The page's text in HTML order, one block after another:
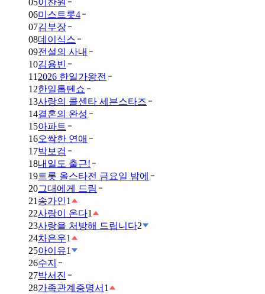
06미스트롯4
07김부장
08데이식스
09전설의 사내
10김용빈
11 2026 한일가왕전
12한일톱텐쇼
13사랑의 콜센타 세븐스타즈
14결혼의 완성
15아파트
16오싹한 연애
17박보검
18내일도 출근!
19트롯 올스타전 금요일 밤에
20그대에게 드림
21 송가인1
22사랑이 온다1
23사랑을 처방해 드립니다2
24차은우1
25아이유1
26수지
27박서진
28가족관계증명서 1